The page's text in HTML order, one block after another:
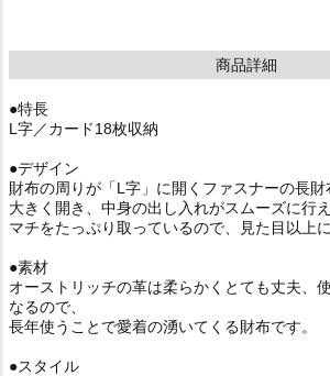
商品詳細
●特長
L字／カード18枚収納
●デザイン
財布の周りが「L字」に開くファスナーの長財
大きく開き、中身の出し入れがスムーズに行え
マチをたっぷり取っているので、見た目以上
●素材
オーストリッチの革は柔らかくとても丈夫、
なるので、
長年使うことで愛着の湧いてくる財布です。
●スタイル